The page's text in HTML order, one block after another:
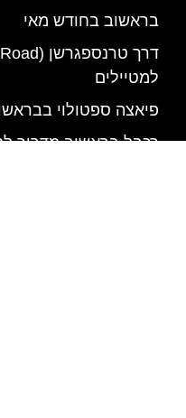
בראשוב בחודש מאי
למטיילים
פיאצה ספטולוי
רכבל בראשוב מדריך